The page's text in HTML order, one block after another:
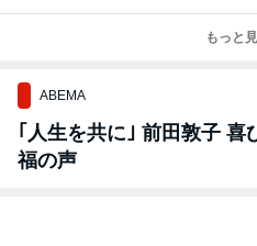
もっと
ABEMA
｢人生を共に｣ 前田敦子 喜
福の声